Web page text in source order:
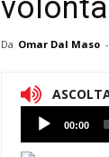
Da Omar Dal Maso -
Lettore
Audio
00:00